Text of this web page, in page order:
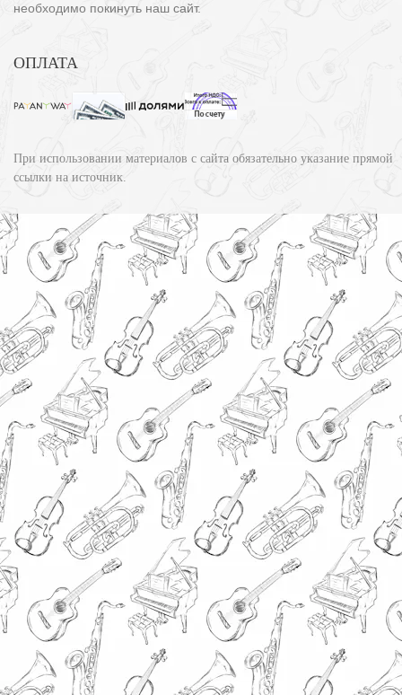
необходимо покинуть наш сайт.
ОПЛАТА
При использовании материалов с сайта обязательно указание прямой
ссылки на источник.